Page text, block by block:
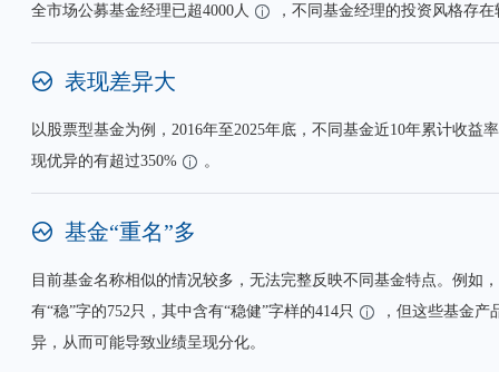
全市场公募基金经理已超4000人 ，不同基金经理的投资风格存
表现差异大
以股票型基金为例，2016年至2025年底，不同基金近10年累计收益
现优异的有超过350%
。
基金“重名”多
目前基金名称相似的情况较多，无法完整反映不同基金特点。例如
有“稳”字的752只，其中含有“稳健”字样的414只
，但这些基金
异，从而可能导致业绩呈现分化。